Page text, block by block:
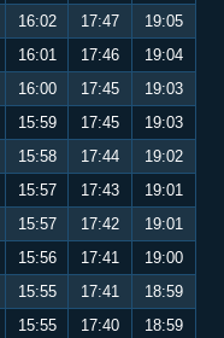
16:02 17:47
19:05
16:01 17:46
19:04
16:00 17:45
19:03
15:59 17:45
19:03
15:58 17:44
19:02
15:57 17:43
19:01
15:57 17:42
19:01
15:56 17:41
19:00
15:55 17:41
18:59
15:55 17:40
18:59